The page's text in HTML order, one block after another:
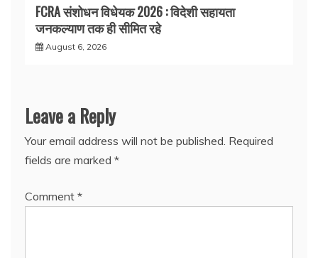
FCRA संशोधन विधेयक 2026 : विदेशी सहायता
जनकल्याण तक ही सीमित रहे
August 6, 2026
Leave a Reply
Your email address will not be published. Required
fields are marked *
Comment *